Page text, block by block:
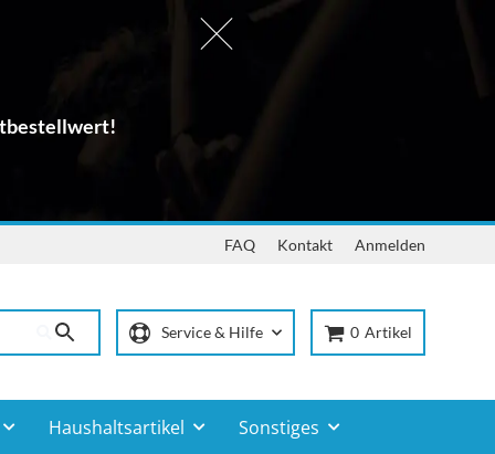
FAQ Kontakt Anmelden
Service & Hilfe 0 Artikel
Haushaltsartikel Sonstiges